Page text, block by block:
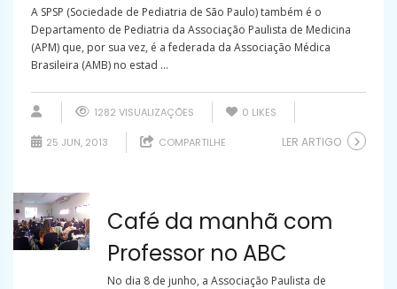
A SPSP (Sociedade de Pediatria de São Paulo) também é o
Departamento de Pediatria da Associação Paulista de Medicina
(APM) que, por sua vez, é a federada da Associação Médica
Brasileira (AMB) no estad ...
1282 VISUALIZAÇÕES 0 LIKES
25 JUN, 2013 COMPARTILHE LER ARTIGO
Café da manhã com
Professor no ABC
No dia 8 de junho, a Associação Paulista de